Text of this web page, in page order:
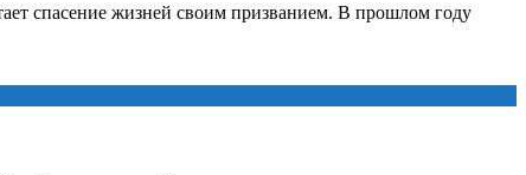
спасение жизней своим призванием. В прошлом году